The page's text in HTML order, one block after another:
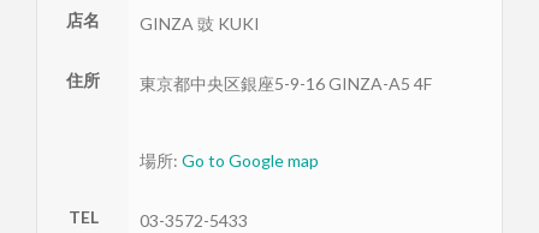
店名 GINZA 豉 KUKI
住所 東京都中央区銀座5-9-16 GINZA-A5 4F
場所: Go to Google map
TEL 03-3572-5433